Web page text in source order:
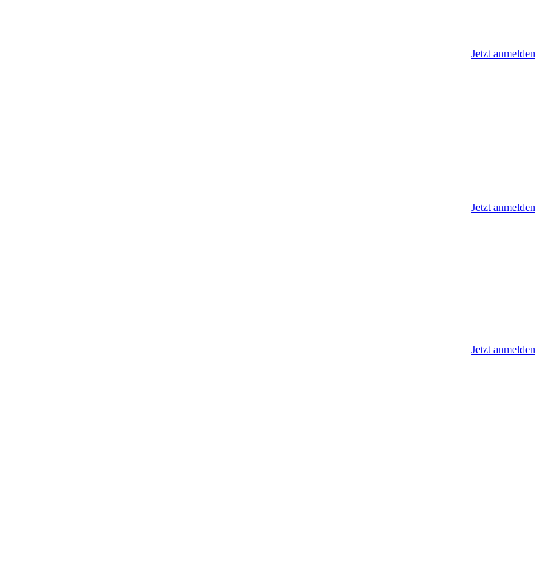
Jetzt anmelden
Jetzt anmelden
Jetzt anmelden